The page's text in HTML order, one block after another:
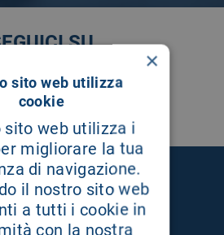
SU
Istituto
Cefalù
×
sito web utilizza
cookie
sito web utilizza i
migliorare la tua
di navigazione.
il nostro sito web
a tutti i cookie in
con la nostra